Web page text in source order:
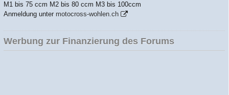
M1 bis 75 ccm M2 bis 80 ccm M3 bis 100ccm
Anmeldung unter motocross-wohlen.ch
Werbung zur Finanzierung des Forums